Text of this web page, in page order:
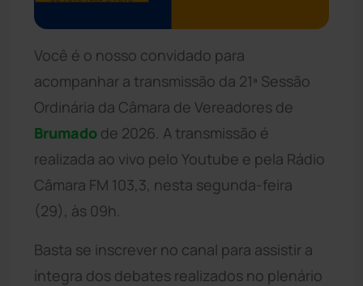
Você é o nosso convidado para
acompanhar a transmissão da 21ª Sessão
Ordinária da Câmara de Vereadores de
Brumado de 2026. A transmissão é
realizada ao vivo pelo Youtube e pela Rádio
Câmara FM 103,3, nesta segunda-feira
(29), às 09h.
Basta se inscrever no canal para assistir a
íntegra dos debates realizados no plenário